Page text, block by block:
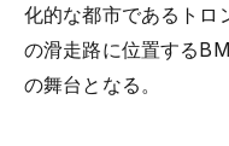
化的な都市であるトロ
の滑走路に位置する
の舞台となる。